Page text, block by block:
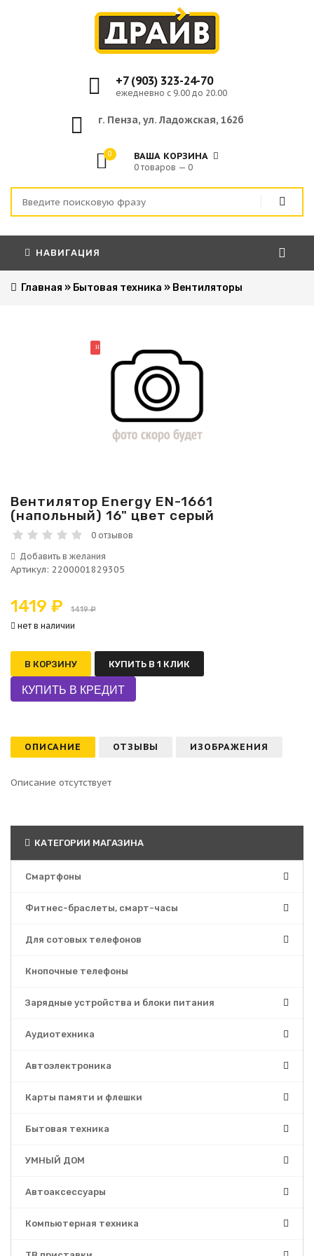
+7 (903) 323-24-70
ежедневно с 9.00 до 20.00
г. Пенза, ул. Ладожская, 162б
0 ВАША КОРЗИНА
0 товаров — 0
НАВИГАЦИЯ
Главная » Бытовая техника » Вентиляторы
НОВИНКА
Вентилятор Energy EN-1661
(напольный) 16" цвет серый
0 отзывов
Артикул: 2200001829305
1419 ₽ 1419 ₽
нет в наличии
В КОРЗИНУ КУПИТЬ В 1 КЛИК
ОПИСАНИЕ ОТЗЫВЫ ИЗОБРАЖЕНИЯ
Описание отсутствует
КАТЕГОРИИ МАГАЗИНА
Смартфоны
Фитнес-браслеты, смарт-часы
Для сотовых телефонов
Кнопочные телефоны
Зарядные устройства и блоки питания
Аудиотехника
Автоэлектроника
Карты памяти и флешки
Бытовая техника
УМНЫЙ ДОМ
Автоаксессуары
Компьютерная техника